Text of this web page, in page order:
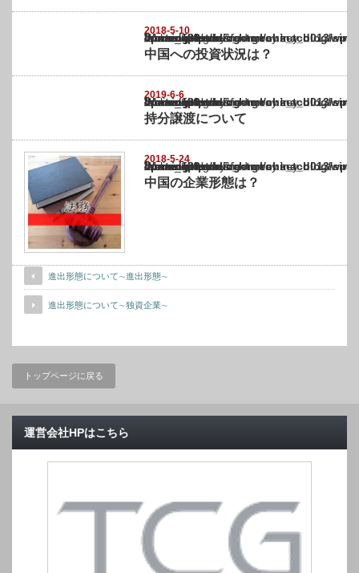
2018-5-10
Warning
: Undefined array key "show_category" in
/home/netst/kuno-cpa.co.jp/public_html/china_blog/wp-content/themes/
on line183
中国への投資状況は？
2019-6-6
Warning
: Undefined array key "show_category" in
/home/netst/kuno-cpa.co.jp/public_html/china_blog/wp-content/themes/
on line183
持分譲渡について
2018-5-24
Warning
: Undefined array key "show_category" in
/home/netst/kuno-cpa.co.jp/public_html/china_blog/wp-content/themes/
on line183
中国の企業形態は？
進出形態について∼進出形態∼
進出形態について∼独資企業∼
トップページに戻る
運営会社HPはこちら